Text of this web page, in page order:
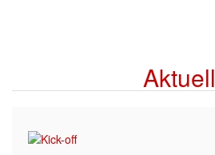
Aktuell